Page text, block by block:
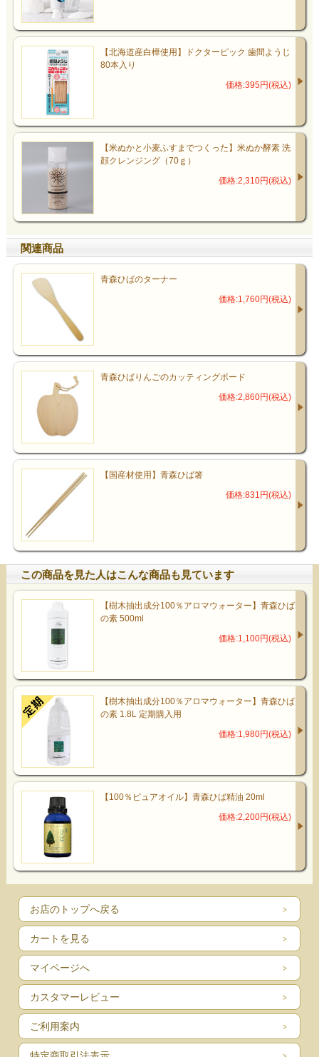
【北海道産白樺使用】ドクターピック 歯間ようじ
80本入り
価格:395円(税込)
【米ぬかと小麦ふすまでつくった】米ぬか酵素 洗
顔クレンジング（70ｇ）
価格:2,310円(税込)
関連商品
青森ひばのターナー
価格:1,760円(税込)
青森ひばりんごのカッティングボード
価格:2,860円(税込)
【国産材使用】青森ひば箸
価格:831円(税込)
この商品を見た人はこんな商品も見ています
【樹木抽出成分100％アロマウォーター】青森ひば
の素 500ml
価格:1,100円(税込)
【樹木抽出成分100％アロマウォーター】青森ひば
の素 1.8L 定期購入用
価格:1,980円(税込)
【100％ピュアオイル】青森ひば精油 20ml
価格:2,200円(税込)
お店のトップへ戻る
カートを見る
マイページへ
カスタマーレビュー
ご利用案内